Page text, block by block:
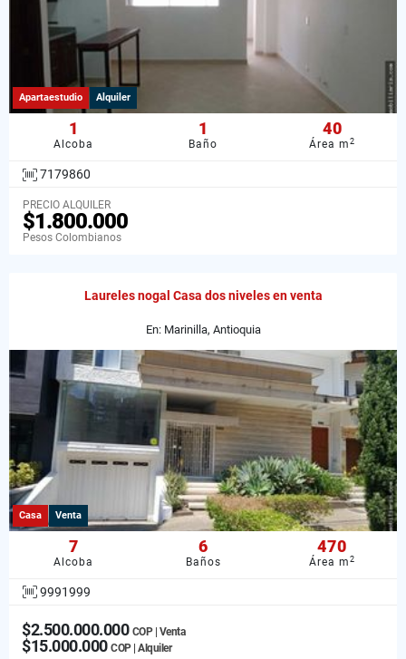
Apartaestudio Alquiler
1
Alcoba
1
Baño
40
Área m2
7179860
PRECIO ALQUILER
$1.800.000
Pesos Colombianos
Laureles nogal Casa dos niveles en venta
En: Marinilla, Antioquia
Casa Venta
7
Alcoba
6
Baños
470
Área m2
9991999
$2.500.000.000 COP | Venta
$15.000.000 COP | Alquiler